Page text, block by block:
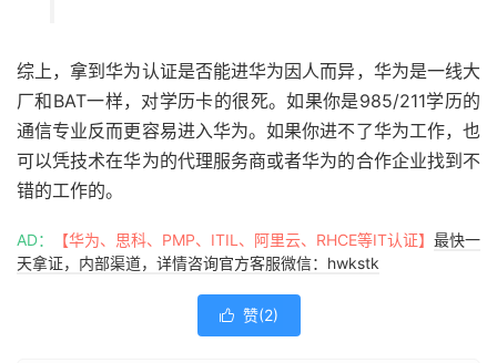
综上，拿到华为认证是否能进华为因人而异，华为是一线大
厂和BAT一样，对学历卡的很死。如果你是985/211学历的
通信专业反而更容易进入华为。如果你进不了华为工作，也
可以凭技术在华为的代理服务商或者华为的合作企业找到不
错的工作​​​​的。
AD： 【华为、思科、PMP、ITIL、阿里云、RHCE等IT认证】 最快一
天拿证，内部渠道，详情咨询官方客服微信：hwkstk
 赞(2)